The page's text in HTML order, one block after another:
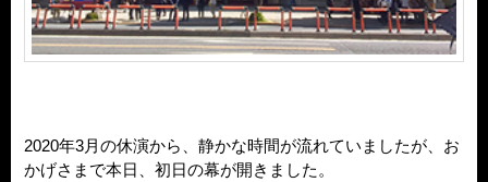
2020年3月の休演から、静かな時間が流れていましたが、お
かげさまで本日、初日の幕が開きました。